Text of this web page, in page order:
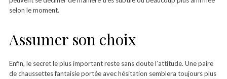
selon le moment.
Assumer son choix
Enfin, le secret le plus important reste sans doute l’attitude. Une paire
de chaussettes fantaisie portée avec hésitation semblera toujours plus